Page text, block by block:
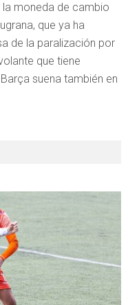
moneda de cambio
que ya ha
de la paralización por
que tiene
suena también en